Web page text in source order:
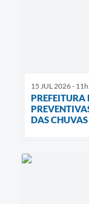
15 JUL 2026 -
PREFEITURA
DAS